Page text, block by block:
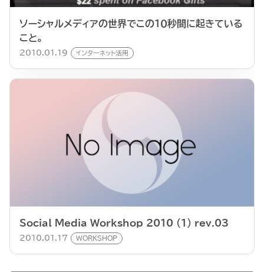
ソーシャルメディアの世界でこの１０秒間に起きている
こと。
2010.01.19 インターネット活用
Social Media Workshop 2010 (1) rev.03
2010.01.17 WORKSHOP